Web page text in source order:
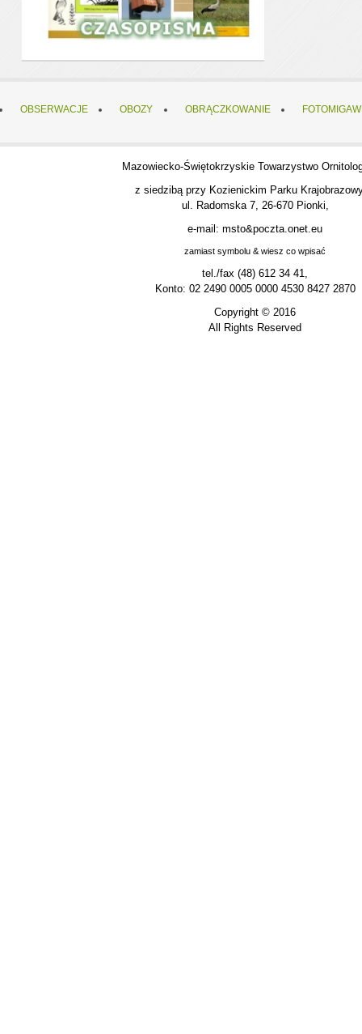
OBSERWACJE OBOZY OBRĄCZKOWANIE
Mazowiecko-Świętokrzyskie Towarzystwo
z siedzibą przy Kozienickim Parku
ul. Radomska 7, 26-670 Pionki,
e-mail: msto&poczta.onet.eu
zamiast symbolu & wiesz co wpisać
tel./fax (48) 612 34 41,
Konto: 02 2490 0005 0000 4530 8427 2870
Copyright © 2016
All Rights Reserved